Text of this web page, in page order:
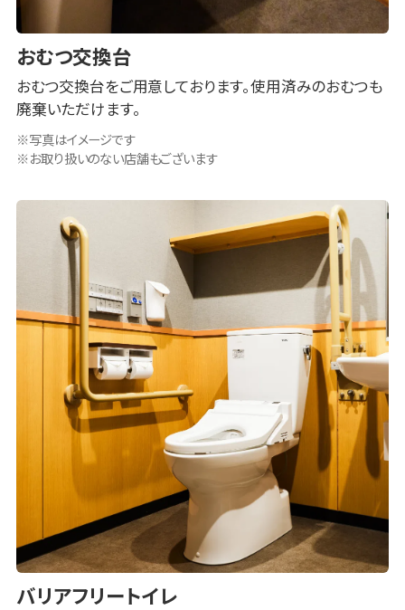
おむつ交換台
おむつ交換台をご用意しております。使用済みのおむつも
廃棄いただけます。
写真はイメージです
お取り扱いのない店舗もございます
バリアフリートイレ